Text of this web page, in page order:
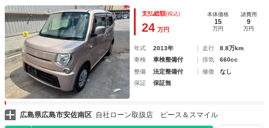
支払総額(税込)
24 万円
本体価格
15
万円
諸費用
9
万円
年式 2013年 走行
8.8万km
車検
車検整備付 排気
660cc
整備
法定整備付 修復
なし
保証
保証無
広島県広島市安佐南区 自社ローン取扱店 ピース＆スマイル